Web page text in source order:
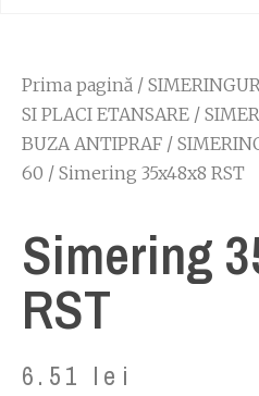
Prima pagină /
SI PLACI ETANSARE /
BUZA ANTIPRAF /
60 / Simering 35x48x8 RST
Simering
RST
6.51 lei